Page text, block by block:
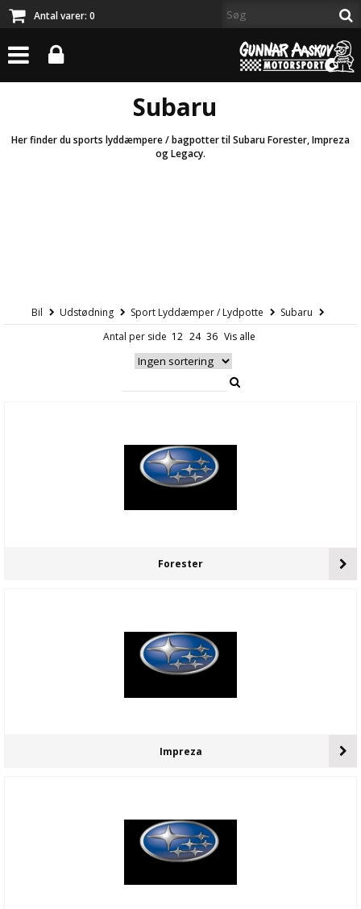
Antal varer: 0
Subaru
Her finder du sports lyddæmpere / bagpotter til Subaru Forester, Impreza
og Legacy.
Bil Udstødning Sport Lyddæmper / Lydpotte
Subaru
Antal per side
Forester
Impreza